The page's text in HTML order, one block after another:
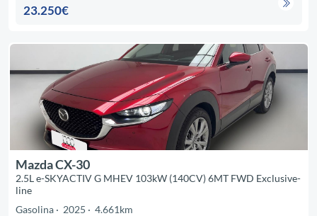
23.250€
Mazda CX-30
2.5L e-SKYACTIV G MHEV 103kW (140CV) 6MT FWD Exclusive-
line
Gasolina
2025 4.661km